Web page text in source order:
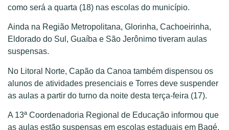
como será a quarta (18) nas escolas do município.
Ainda na Região Metropolitana, Glorinha, Cachoeirinha,
Eldorado do Sul, Guaíba e São Jerônimo tiveram aulas
suspensas.
No Litoral Norte, Capão da Canoa também dispensou os
alunos de atividades presenciais e Torres deve suspender
as aulas a partir do turno da noite desta terça-feira (17).
A 13ª Coordenadoria Regional de Educação informou que
as aulas estão suspensas em escolas estaduais em Bagé,